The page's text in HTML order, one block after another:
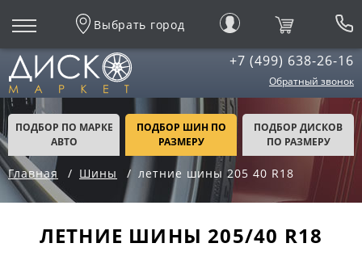
Выбрать город
+7 (499) 638-26-16
Обратный звонок
ПОДБОР ПО МАРКЕ
АВТО
ПОДБОР ШИН ПО
РАЗМЕРУ
ПОДБОР ДИСКОВ
ПО РАЗМЕРУ
Главная Шины летние шины 205 40 R18
ЛЕТНИЕ ШИНЫ 205/40 R18